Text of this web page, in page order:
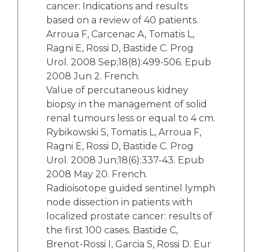
cancer: Indications and results
based on a review of 40 patients.
Arroua F, Carcenac A, Tomatis L,
Ragni E, Rossi D, Bastide C. Prog
Urol. 2008 Sep;18(8):499-506. Epub
2008 Jun 2. French.
Value of percutaneous kidney
biopsy in the management of solid
renal tumours less or equal to 4 cm.
Rybikowski S, Tomatis L, Arroua F,
Ragni E, Rossi D, Bastide C. Prog
Urol. 2008 Jun;18(6):337-43. Epub
2008 May 20. French.
Radioisotope guided sentinel lymph
node dissection in patients with
localized prostate cancer: results of
the first 100 cases. Bastide C,
Brenot-Rossi I, Garcia S, Rossi D. Eur